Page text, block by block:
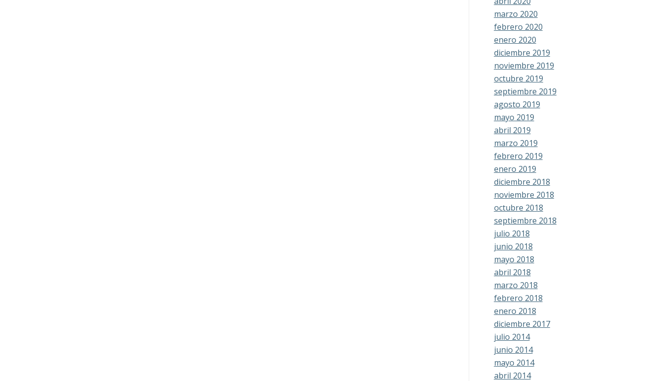
marzo 2020
febrero 2020
enero 2020
diciembre 2019
noviembre 2019
octubre 2019
septiembre 2019
agosto 2019
mayo 2019
abril 2019
marzo 2019
febrero 2019
enero 2019
diciembre 2018
noviembre 2018
octubre 2018
septiembre 2018
julio 2018
junio 2018
mayo 2018
abril 2018
marzo 2018
febrero 2018
enero 2018
diciembre 2017
julio 2014
junio 2014
mayo 2014
abril 2014